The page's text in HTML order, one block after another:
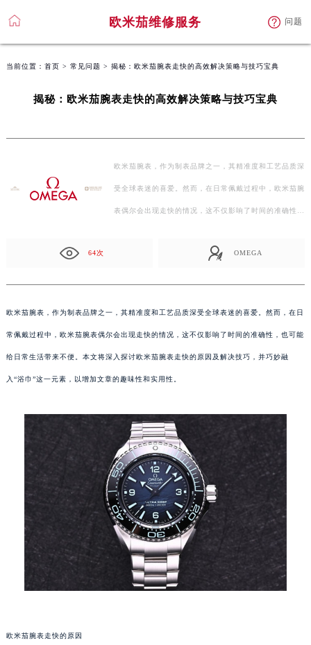
欧米茄维修服务 问题
当前位置： 首页 > 常见问题 > 揭秘：欧米茄腕表走快的高效解决策略与技巧宝典
揭秘：欧米茄腕表走快的高效解决策略与技巧宝典
欧米茄腕表，作为制表品牌之一，其精准度和工艺品质深
受全球表迷的喜爱。然而，在日常佩戴过程中，欧米茄腕
表偶尔会出现走快的情况，这不仅影响了时间的准确性，
64次 OMEGA
欧米茄腕表，作为制表品牌之一，其精准度和工艺品质深受全球表迷的喜爱。然而，在日
常佩戴过程中，欧米茄腕表偶尔会出现走快的情况，这不仅影响了时间的准确性，也可能
给日常生活带来不便。本文将深入探讨欧米茄腕表走快的原因及解决技巧，并巧妙融
入“浴巾”这一元素，以增加文章的趣味性和实用性。
欧米茄腕表走快的原因